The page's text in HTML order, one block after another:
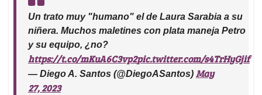
Un trato muy "humano" el de Laura Sarabia a su
niñera. Muchos maletines con plata maneja Petro
y su equipo, ¿no?
https://t.co/mKuA6C3vp2pic.twitter.com/s4TrHyGjif
— Diego A. Santos (@DiegoASantos) May
27, 2023